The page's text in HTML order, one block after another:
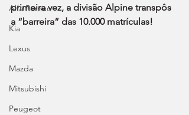
Alfa Romeo
Kia
Lexus
Mazda
Mitsubishi
Peugeot
primeira vez, a divisão Alpine transpôs
a “barreira” das 10.000 matrículas!